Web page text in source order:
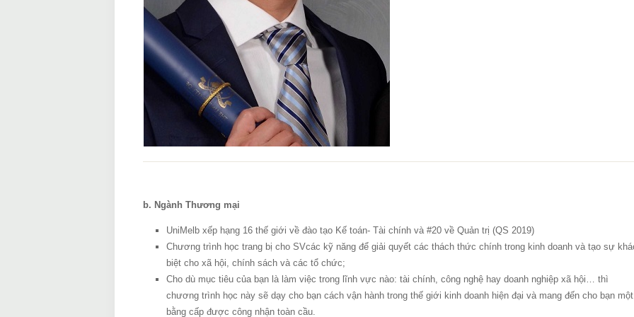
b. Ngành Thương mại
UniMelb xếp hạng 16 thế giới về đào tạo Kế toán- Tài chính và #20 về Quản trị (QS 2019)
Chương trình học trang bị cho SVcác kỹ năng để giải quyết các thách thức chính trong kinh doanh và tạo sự
biệt cho xã hội, chính sách và các tổ chức;
Cho dù mục tiêu của bạn là làm việc trong lĩnh vực nào: tài chính, công nghệ hay doanh nghiệp xã hội… thì
chương trình học này sẽ dạy cho bạn cách vận hành trong thế giới kinh doanh hiện đại và mang đến cho bạn một
bằng cấp được công nhận toàn cầu.